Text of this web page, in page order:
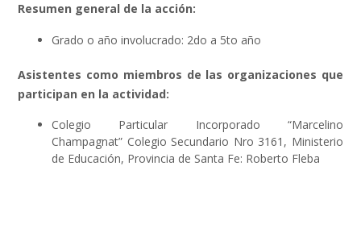
Resumen general de la acción:
Grado o año involucrado: 2do a 5to año
Asistentes como miembros de las organizaciones que
participan en la actividad:
Colegio Particular Incorporado “Marcelino
Champagnat” Colegio Secundario Nro 3161, Ministerio
de Educación, Provincia de Santa Fe: Roberto Fleba